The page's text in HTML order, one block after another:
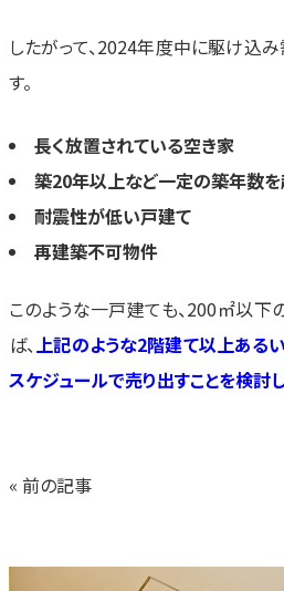
したがって、2024年度中に駆け込
す。
長く放置されている空き家
築20年以上など一定の築年数
耐震性が低い戸建て
再建築不可物件
このような一戸建ても、200㎡以
ば、上記のような2階建て以上ある
スケジュールで売り出すことを検討し
« 前の記事